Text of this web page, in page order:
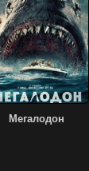
Мегалодон